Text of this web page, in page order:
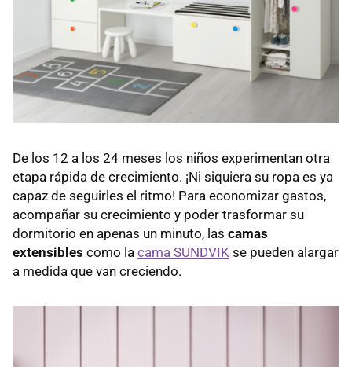
De los 12 a los 24 meses los niños experimentan otra
etapa rápida de crecimiento. ¡Ni siquiera su ropa es ya
capaz de seguirles el ritmo! Para economizar gastos,
acompañar su crecimiento y poder trasformar su
dormitorio en apenas un minuto, las camas
extensibles como la cama SUNDVIK se pueden alargar
a medida que van creciendo.